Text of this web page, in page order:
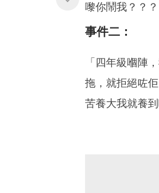
嚟你鬧我？？？
事件二：
「四年級嗰陣
拖，就拒絕咗
苦養大我就養